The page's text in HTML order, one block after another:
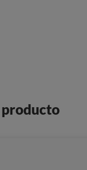
producto